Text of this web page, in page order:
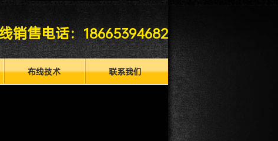
销售电话：18665394682
布线技术 联系我们